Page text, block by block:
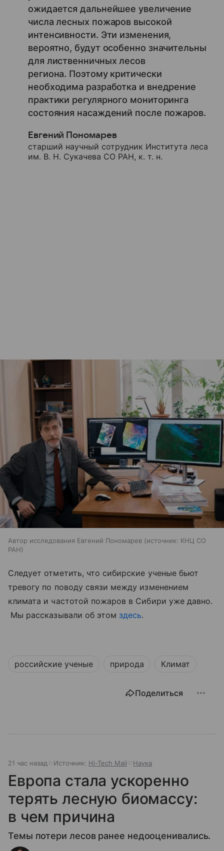
ожидается дальнейшее увеличение
числа лесных пожаров высокой
интенсивности. Эти изменения,
вероятно, будут особенно значительны
для лиственничных лесов
региона. Поэтому критически
необходима разработка и внедрение
практики регулярного мониторинга
состояния насаждений после пожаров.
Евгений Пономарев
старший научный сотрудник Института леса
им. В. Н. Сукачева СО РАН, к. т. н.
Автор исследования Евгений Пономарев источник: КНЦ СО
РАН
Следует отметить, что сибирские ученые бьют
тревогу по поводу связи между изменением
климата и частотой пожаров в Сибири уже давно.
Мы рассказывали об этом здесь.
российские ученые природа Климат
Поделиться
21 час назад Источник: Hi-Tech Mail Наука
Европа стала ускоренно
терять лесную биомассу:
в чем причина
Темы потери лесов ранее недооценивались.